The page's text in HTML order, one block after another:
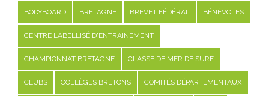
BODYBOARD BRETAGNE BREVET FÉDÉRAL BÉNÉVOLES
CENTRE LABELLISÉ D'ENTRAINEMENT
CHAMPIONNAT BRETAGNE CLASSE DE MER DE SURF
CLUBS COLLÈGES BRETONS COMITÉS DÉPARTEMENTAUX